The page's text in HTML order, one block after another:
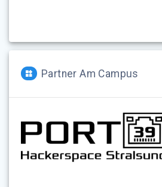
Partner Am Campus